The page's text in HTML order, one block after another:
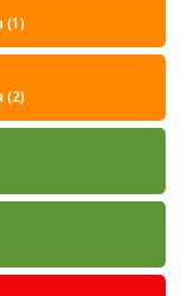
(1)
(2)